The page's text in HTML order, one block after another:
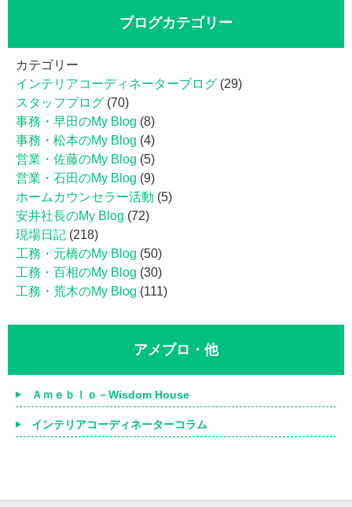
ブログカテゴリー
カテゴリー
インテリアコーディネーターブログ (29)
スタッフブログ (70)
事務・早田のMy Blog (8)
事務・松本のMy Blog (4)
営業・佐藤のMy Blog (5)
営業・石田のMy Blog (9)
ホームカウンセラー活動 (5)
安井社長のMy Blog (72)
現場日記 (218)
工務・元橋のMy Blog (50)
工務・百相のMy Blog (30)
工務・荒木のMy Blog (111)
アメブロ・他
Ａｍｅｂｌｏ－Wisdom House
インテリアコーディネーターコラム